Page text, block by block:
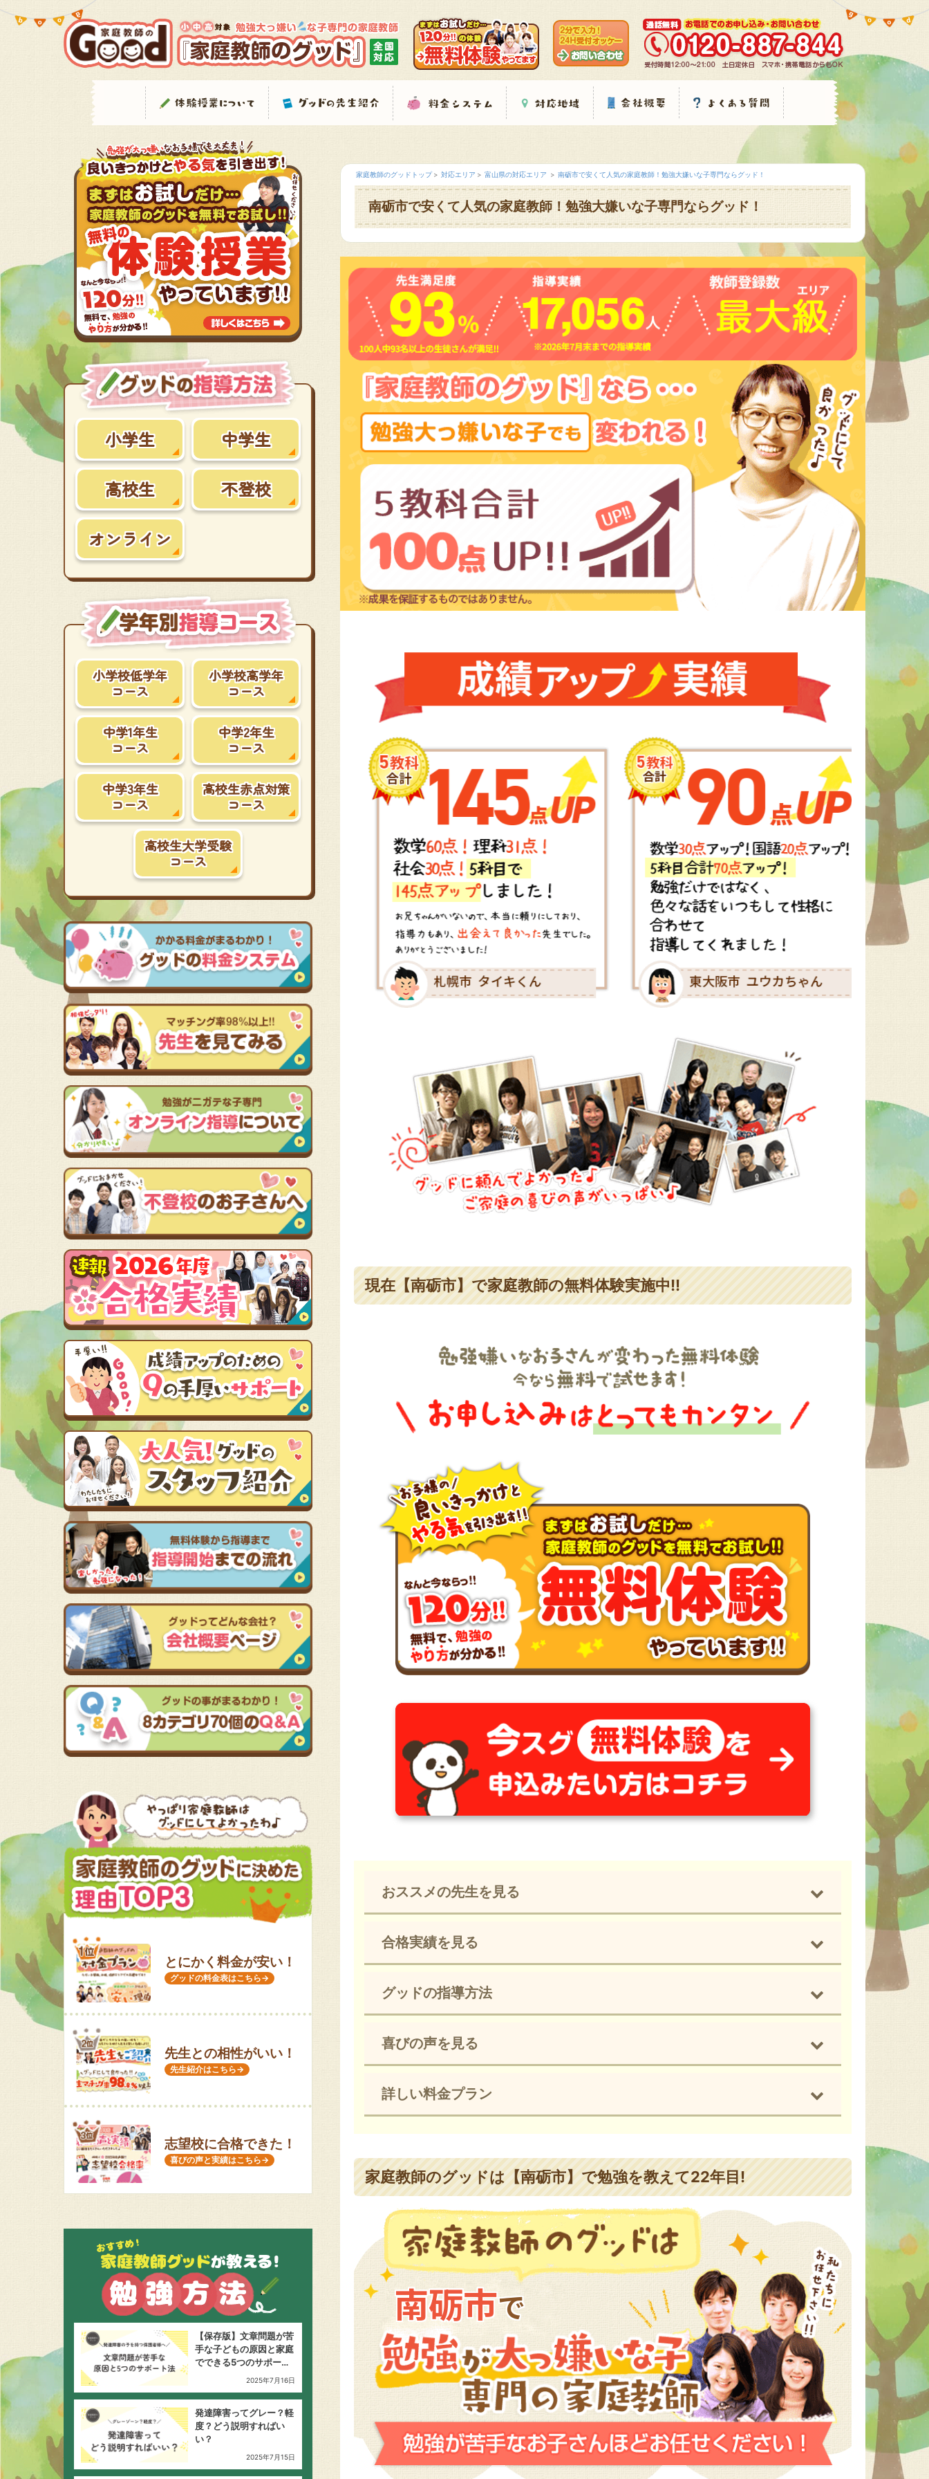
小学生 中学生
高校生 不登校
オンライン
小学校低学年
コース
小学校高学年
コース
中学1年生
コース
中学2年生
コース
中学3年生
コース
高校生赤点対策
コース
高校生大学受験
コース
とにかく料金が安い！
グッドの料金表はこちら→
先生との相性がいい！
先生紹介はこちら→
志望校に合格できた！
喜びの声と実績はこちら→
【保存版】文章問題が苦
手な子どもの原因と家庭
でできる5つのサポート
2025年7月16日
発達障害ってグレー？軽
度？どう説明すればい
い？
2025年7月15日
家庭教師のグッドトップ 対応エリア 富山県の対応エリア 南砺市で安くて人気の家庭教師！勉強大嫌いな子専門ならグッド！
南砺市で安くて人気の家庭教師！勉強大嫌いな子専門ならグッド！
現在【南砺市】で家庭教師の無料体験実施中!!
おススメの先生を見る
合格実績を見る
グッドの指導方法
喜びの声を見る
詳しい料金プラン
家庭教師のグッドは【南砺市】で勉強を教えて22年目!
南砺市で